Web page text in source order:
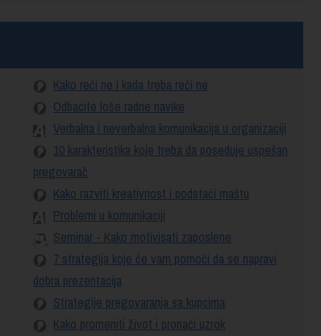
Kako reći ne i kada treba reći ne
Odbacite loše radne navike
Verbalna i neverbalna komunikacija u organizaciji
10 karakteristika koje treba da poseduje uspešan
pregovarač
Kako razviti kreativnost i podstaći maštu
Problemi u komunikaciji
Seminar - Kako motivisati zaposlene
7 strategija koje će vam pomoći da se napravi
dobra prezentacija
Strategije pregovaranja sa kupcima
Kako promeniti život i pronaći uzrok